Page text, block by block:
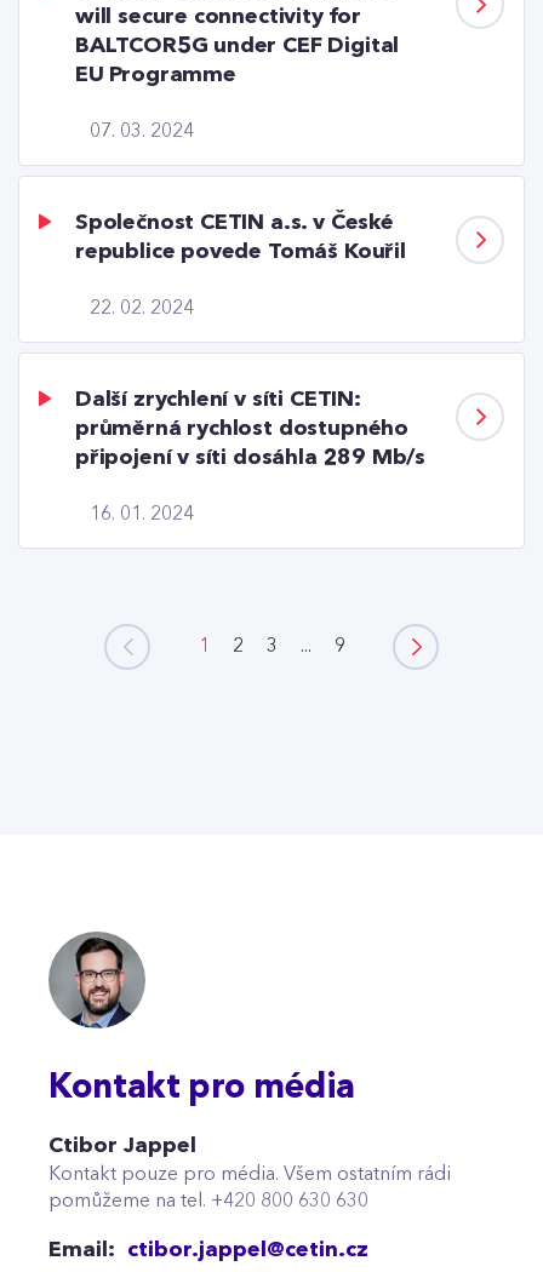
07. 03. 2024
will secure connectivity for
BALTCOR5G under CEF Digital
EU Programme
22. 02. 2024
Společnost CETIN a.s. v České
republice povede Tomáš Kouřil
16. 01. 2024
Další zrychlení v síti CETIN:
průměrná rychlost dostupného
připojení v síti dosáhla 289 Mb/s
1 2 3 ... 9
Kontakt pro média
Ctibor Jappel
Kontakt pouze pro média. Všem ostatním rádi
pomůžeme na tel. +420 800 630 630
Email: ctibor.jappel@cetin.cz